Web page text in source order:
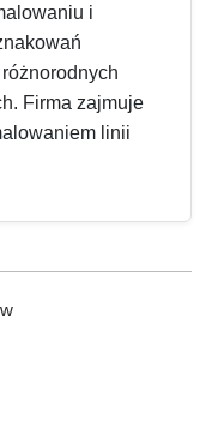
i
Firma zajmuje
linii